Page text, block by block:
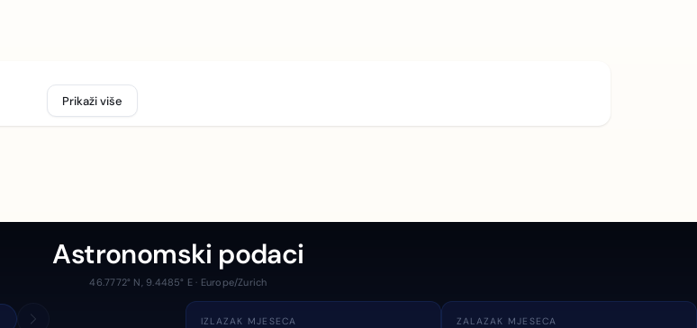
Prikaži više
Astronomski podaci
46.7772° N, 9.4485° E · Europe/Zurich
IZLAZAK MJESECA ZALAZAK MJESECA